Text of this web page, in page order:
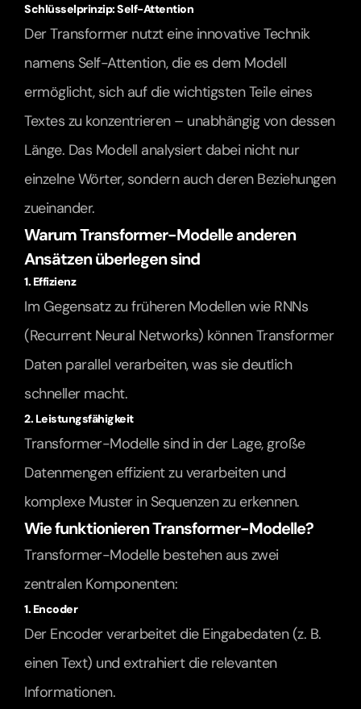
Schlüsselprinzip: Self-Attention
Der Transformer nutzt eine innovative Technik
namens Self-Attention, die es dem Modell
ermöglicht, sich auf die wichtigsten Teile eines
Textes zu konzentrieren – unabhängig von dessen
Länge. Das Modell analysiert dabei nicht nur
einzelne Wörter, sondern auch deren Beziehungen
zueinander.
Warum Transformer-Modelle anderen
Ansätzen überlegen sind
1. Effizienz
Im Gegensatz zu früheren Modellen wie RNNs
(Recurrent Neural Networks) können Transformer
Daten parallel verarbeiten, was sie deutlich
schneller macht.
2. Leistungsfähigkeit
Transformer-Modelle sind in der Lage, große
Datenmengen effizient zu verarbeiten und
komplexe Muster in Sequenzen zu erkennen.
Wie funktionieren Transformer-Modelle?
Transformer-Modelle bestehen aus zwei
zentralen Komponenten:
1. Encoder
Der Encoder verarbeitet die Eingabedaten (z. B.
einen Text) und extrahiert die relevanten
Informationen.